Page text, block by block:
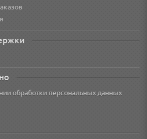
обработки персональных данных